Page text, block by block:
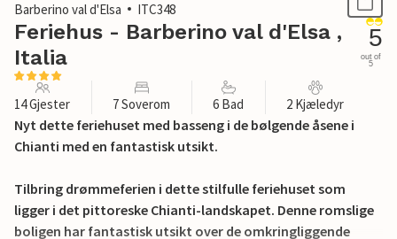
Barberino val d'Elsa
ITC348
Feriehus - Barberino val d'Elsa ,
Italia
5
out of
5
14 Gjester 7 Soverom 6 Bad 2 Kjæledyr
Nyt dette feriehuset med basseng i de bølgende åsene i
Chianti med en fantastisk utsikt.
Tilbring drømmeferien i dette stilfulle feriehuset som
ligger i det pittoreske Chianti-landskapet. Denne romslige
boligen har fantastisk utsikt over de omkringliggende